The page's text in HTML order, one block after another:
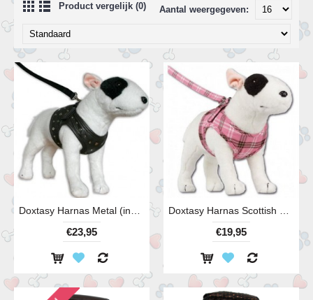
Product vergelijk (0) Aantal weergegeven:
€23,95 €19,95